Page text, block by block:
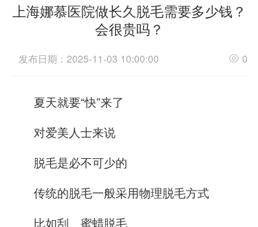
上海娜慕医院做长久脱毛需要多少钱？
会很贵吗？
发布日期：2025-11-03 10:00:00 0
夏天就要“快”来了
对爱美人士来说
脱毛是必不可少的
传统的脱毛一般采用物理脱毛方式
比如刮、蜜蜡脱毛